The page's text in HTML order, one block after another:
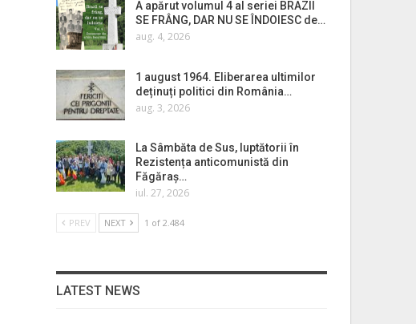
A apărut volumul 4 al seriei BRAZII
SE FRÂNG, DAR NU SE ÎNDOIESC de…
aug. 4, 2026
1 august 1964. Eliberarea ultimilor
deținuți politici din România…
aug. 3, 2026
La Sâmbăta de Sus, luptătorii în
Rezistența anticomunistă din
Făgăraș…
iul. 27, 2026
PREV NEXT 1 of 2.484
LATEST NEWS